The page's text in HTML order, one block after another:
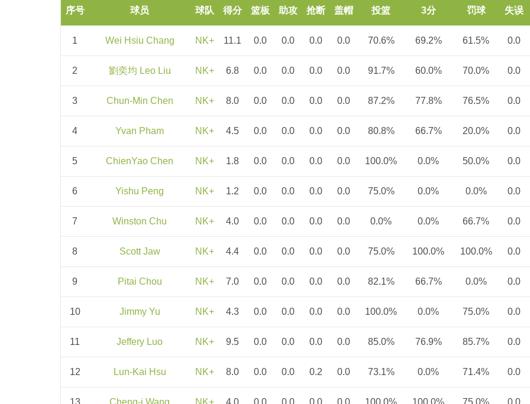
序号 球员 球队 得分 篮板 助攻 抢断 盖帽 投篮 3分 罚球 失误
1 Wei Hsiu Chang NK+ 11.1 0.0 0.0 0.0 0.0 70.6% 69.2% 61.5% 0.0
2 劉奕均 Leo Liu NK+ 6.8 0.0 0.0 0.0 0.0 91.7% 60.0% 70.0% 0.0
3 Chun-Min Chen NK+ 8.0 0.0 0.0 0.0 0.0 87.2% 77.8% 76.5% 0.0
4 Yvan Pham NK+ 4.5 0.0 0.0 0.0 0.0 80.8% 66.7% 20.0% 0.0
5 ChienYao Chen NK+ 1.8 0.0 0.0 0.0 0.0 100.0% 0.0% 50.0% 0.0
6 Yishu Peng NK+ 1.2 0.0 0.0 0.0 0.0 75.0% 0.0% 0.0% 0.0
7 Winston Chu NK+ 4.0 0.0 0.0 0.0 0.0 0.0% 0.0% 66.7% 0.0
8 Scott Jaw NK+ 4.4 0.0 0.0 0.0 0.0 75.0% 100.0% 100.0% 0.0
9 Pitai Chou NK+ 7.0 0.0 0.0 0.0 0.0 82.1% 66.7% 0.0% 0.0
10 Jimmy Yu NK+ 4.3 0.0 0.0 0.0 0.0 100.0% 0.0% 75.0% 0.0
11 Jeffery Luo NK+ 9.5 0.0 0.0 0.0 0.0 85.0% 76.9% 85.7% 0.0
12 Lun-Kai Hsu NK+ 8.0 0.0 0.0 0.2 0.0 73.1% 0.0% 71.4% 0.0
13 Cheng-i Wang NK+ 4.0 0.0 0.0 0.0 0.0 100.0% 100.0% 75.0% 0.0